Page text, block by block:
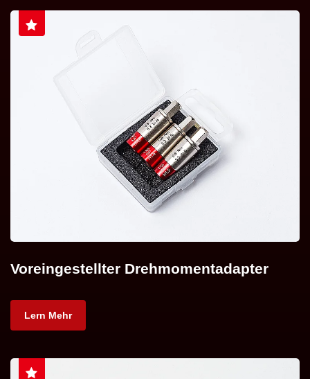
Voreingestellter Drehmomentadapter
Lern Mehr